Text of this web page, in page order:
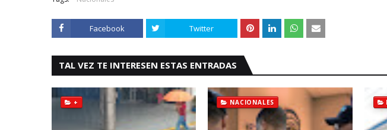
Facebook Twitter
TAL VEZ TE INTERESEN ESTAS ENTRADAS
+ NACIONALES